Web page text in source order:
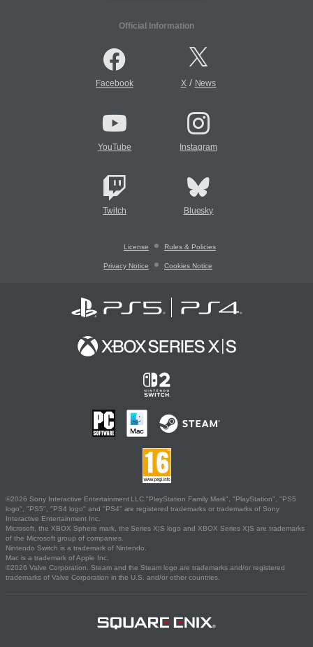
Official Information
Facebook X/ News
YouTube Instagram
Twitch Bluesky
License Rules & Policies
Privacy Notice Cookies Notice
©2026 Sony Interactive Entertainment LLC."PlayStation Family Mark", "PlayStation", "PS5
logo", "PS5", "PS4 logo" and "PS4" are registered trademarks or trademarks of Sony
Interactive Entertainment Inc.
Microsoft, the XBOX Sphere mark, the Series X|S logo and XBOX Series X|S are trademarks
of the Microsoft group of companies.
Nintendo Switch is a trademark of Nintendo.
Mac is a trademark of Apple Inc.
©2026 Valve Corporation. Steam and the Steam logo are trademarks and/or registered
trademarks of Valve Corporation in the U.S. and/or other countries.